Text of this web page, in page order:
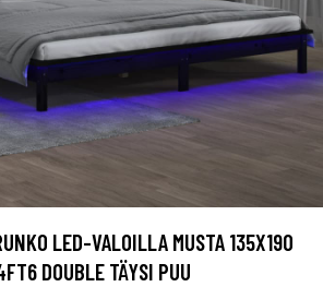
LED-VALOILLA MUSTA 135X190
DOUBLE TÄYSI PUU